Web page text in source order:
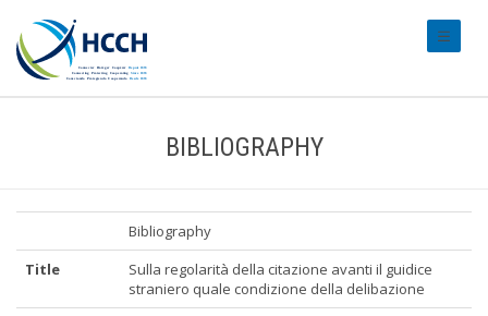
BIBLIOGRAPHY
Bibliography
Title
Sulla regolarità della citazione avanti il guidice
straniero quale condizione della delibazione